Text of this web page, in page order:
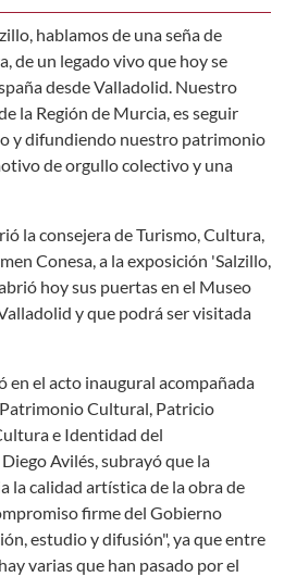
hablamos de una seña de
de un legado vivo que hoy se
desde Valladolid. Nuestro
la Región de Murcia, es seguir
y difundiendo nuestro patrimonio
de orgullo colectivo y una
la consejera de Turismo, Cultura,
Conesa, a la exposición 'Salzillo,
hoy sus puertas en el Museo
y que podrá ser visitada
en el acto inaugural acompañada
Cultural, Patricio
e Identidad del
Avilés, subrayó que la
la calidad artística de la obra de
firme del Gobierno
estudio y difusión", ya que entre
varias que han pasado por el